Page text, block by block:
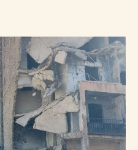
i
som
och Turkiet för ett